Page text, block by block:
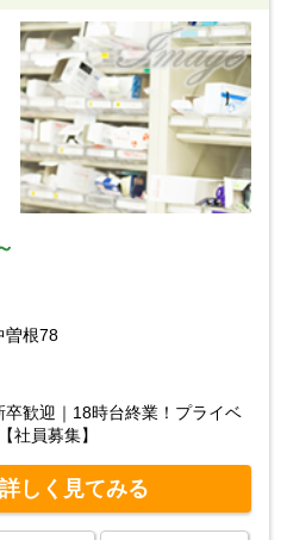
曽根78
歓迎｜18時台終業！プライベ
社員募集】
しく見てみる